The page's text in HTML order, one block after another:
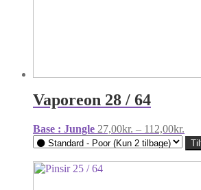
Vaporeon 28 / 64
Base : Jungle 27,00kr. – 112,00kr.
til